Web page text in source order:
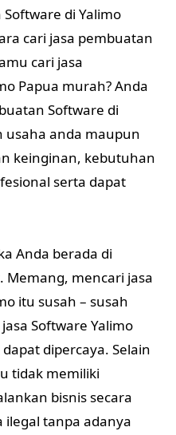
di Yalimo
cari jasa pembuatan
cari jasa
Papua murah? Anda
Software di
usaha anda maupun
keinginan, kebutuhan
serta dapat
Anda berada di
Memang, mencari jasa
itu susah – susah
Software Yalimo
dipercaya. Selain
tidak memiliki
bisnis secara
ilegal tanpa adanya